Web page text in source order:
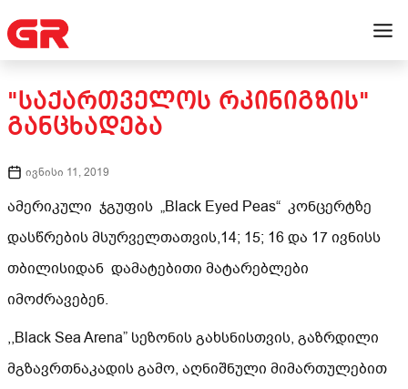
"ᲡᲐᲥᲐᲠᲗᲕᲔᲚᲝᲡ ᲠᲙᲘᲜᲘᲒᲖᲘᲡ"
ᲒᲐᲜᲪᲮᲐᲓᲔᲑᲐ
ივნისი 11, 2019
ამერიკული ჯგუფის „Black Eyed Peas“ კონცერტზე
დასწრების მსურველთათვის,14; 15; 16 და 17 ივნისს
თბილისიდან დამატებითი მატარებლები
იმოძრავებენ.
,,Black Sea Arena” სეზონის გახსნისთვის, გაზრდილი
მგზავრთნაკადის გამო, აღნიშნული მიმართულებით